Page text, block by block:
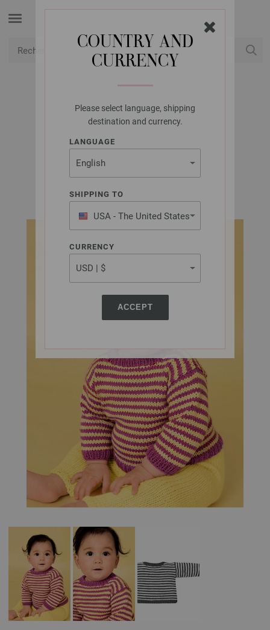
COUNTRY AND
CURRENCY
Please select language, shipping
destination and currency.
LANGUAGE
SHIPPING TO
USA - The United States
of America
CURRENCY
ACCEPT
LANA GROSSA
PULL SOFT COTTON
SOFT COTTON Kids & Babys (FR) | Modèle 11